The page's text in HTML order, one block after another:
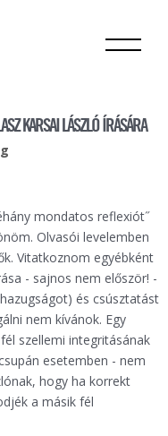
KARSAI LÁSZLÓ ÍRÁSÁRA
mondatos reflexiót˝
Olvasói levelemben
Vitatkoznom egyébként
- sajnos nem először! -
és csúsztatást
nem kívánok. Egy
szellemi integritásának
esetemben - nem
hogy ha korrekt
a másik fél